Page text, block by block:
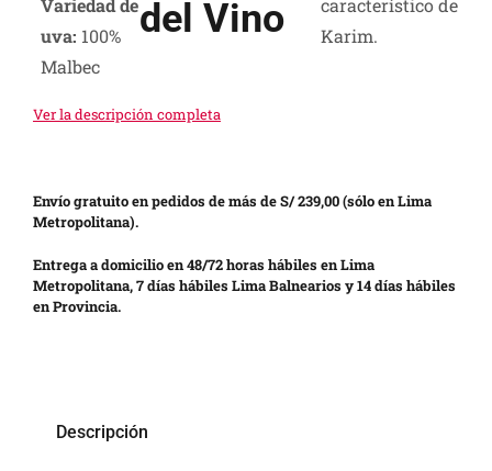
Variedad de
uva: 100%
Malbec
del Vino
característico de
Karim.
Ver la descripción completa
Envío gratuito en pedidos de más de S/ 239,00 (sólo en Lima
Metropolitana).
Entrega a domicilio en 48/72 horas hábiles en Lima
Metropolitana, 7 días hábiles Lima Balnearios y 14 días hábiles
en Provincia.
Descripción